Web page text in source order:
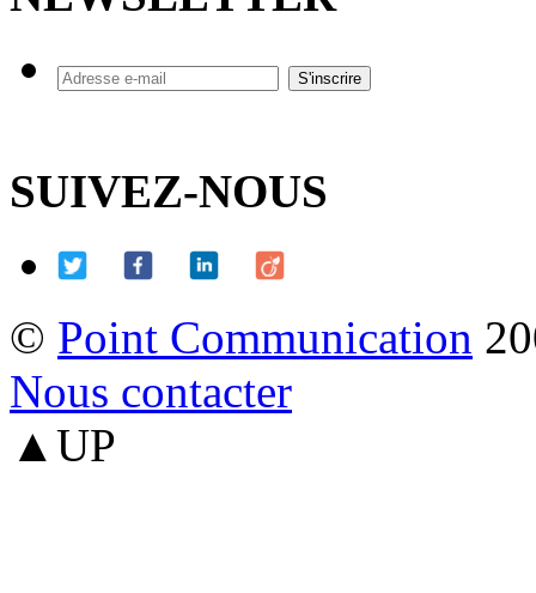
SUIVEZ-NOUS
© Point Communication
Nous contacter
▲UP